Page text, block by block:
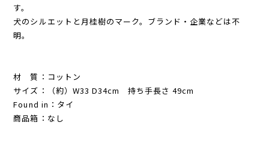
す。
犬のシルエットと月桂樹のマーク。ブランド・企業などは不
明。
材 質：コットン
サイズ：（約）W33 D34cm 持ち手長さ 49cm
Found in：タイ
商品箱：なし